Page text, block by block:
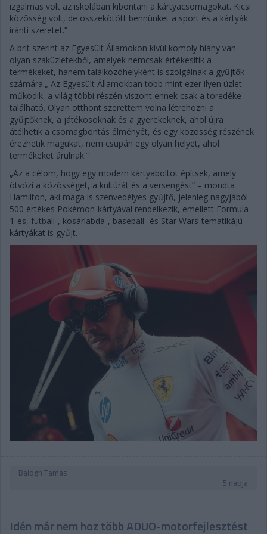
izgalmas volt az iskolában kibontani a kártyacsomagokat. Kicsi
közösség volt, de összekötött bennünket a sport és a kártyák
iránti szeretet.”
A brit szerint az Egyesült Államokon kívül komoly hiány van
olyan szaküzletekből, amelyek nemcsak értékesítik a
termékeket, hanem találkozóhelyként is szolgálnak a gyűjtők
számára.„ Az Egyesült Államokban több mint ezer ilyen üzlet
működik, a világ többi részén viszont ennek csak a töredéke
található. Olyan otthont szerettem volna létrehozni a
gyűjtőknek, a játékosoknak és a gyerekeknek, ahol újra
átélhetik a csomagbontás élményét, és egy közösség részének
érezhetik magukat, nem csupán egy olyan helyet, ahol
termékeket árulnak.”
„Az a célom, hogy egy modern kártyaboltot építsek, amely
ötvözi a közösséget, a kultúrát és a versengést” – mondta
Hamilton, aki maga is szenvedélyes gyűjtő, jelenleg nagyjából
500 értékes Pokémon-kártyával rendelkezik, emellett Formula–
1-es, futball-, kosárlabda-, baseball- és Star Wars-tematikájú
kártyákat is gyűjt.
Balogh Tamás
5 napja
Idén már nem hoz több ADUO-motorfejlesztést